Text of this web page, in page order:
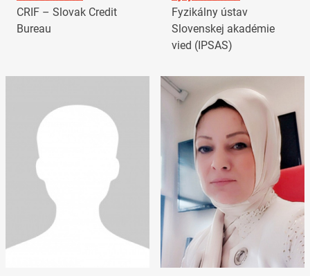
CRIF – Slovak Credit
Bureau
Fyzikálny ústav
Slovenskej akadémie
vied (IPSAS)